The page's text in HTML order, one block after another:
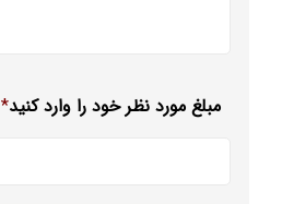
مبلغ مورد نظر خود را وارد کنید*